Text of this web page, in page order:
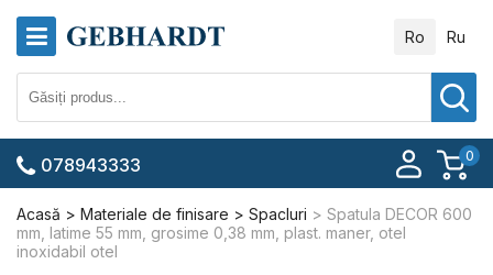
Ro Ru
0
078943333
Acasă Materiale de finisare Spacluri
Spatula DECOR 600
mm, latime 55 mm, grosime 0,38 mm, plast. maner, otel
inoxidabil otel